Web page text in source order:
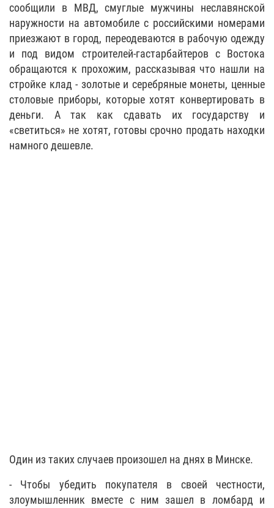
сообщили в МВД, смуглые мужчины неславянской
наружности на автомобиле с российскими номерами
приезжают в город, переодеваются в рабочую одежду
и под видом строителей-гастарбайтеров с Востока
обращаются к прохожим, рассказывая что нашли на
стройке клад - золотые и серебряные монеты, ценные
столовые приборы, которые хотят конвертировать в
деньги. А так как сдавать их государству и
«светиться» не хотят, готовы срочно продать находки
намного дешевле.
Один из таких случаев произошел на днях в Минске.
- Чтобы убедить покупателя в своей честности,
злоумышленник вместе с ним зашел в ломбард и